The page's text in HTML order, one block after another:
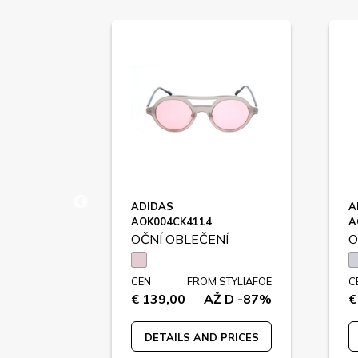
ADIDAS
AOK004CK4114
OČNÍ OBLEČENÍ
CEN
€ 139,00
FROM STYLIAFOE
AŽ D -87%
DETAILS AND PRICES